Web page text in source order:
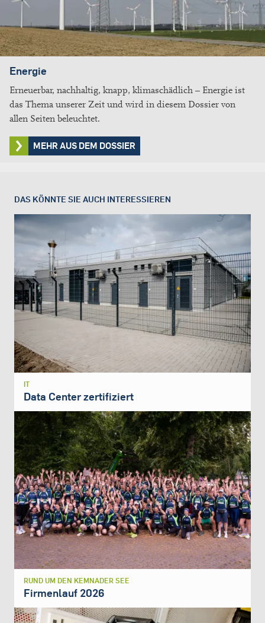
Energie
Erneuerbar, nachhaltig, knapp, klimaschädlich – Energie ist
das Thema unserer Zeit und wird in diesem Dossier von
allen Seiten beleuchtet.
MEHR AUS DEM DOSSIER
DAS KÖNNTE SIE AUCH INTERESSIEREN
IT
Data Center zertifiziert
RUND UM DEN KEMNADER SEE
Firmenlauf 2026